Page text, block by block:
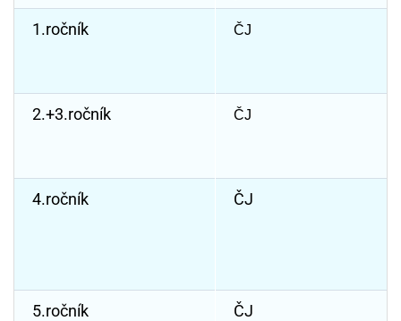
1.ročník ČJ
2.+3.ročník ČJ
4.ročník ČJ
5.ročník ČJ